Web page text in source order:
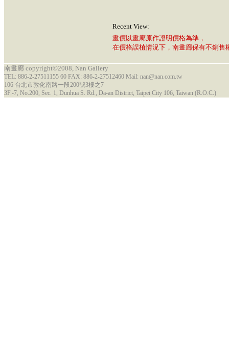
Recent View:
畫價以畫廊原作證明價格為準，
在價格誤植情況下，南畫廊保有不銷售
南畫廊 copyright©2008, Nan Gallery
TEL: 886-2-27511155 60 FAX: 886-2-27512460 Mail: nan@nan.com.tw
106 台北市敦化南路一段200號3樓之7
3F.-7, No.200, Sec. 1, Dunhua S. Rd., Da-an District, Taipei City 106, Taiwan (R.O.C.)